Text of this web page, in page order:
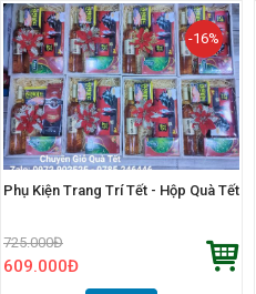
-16%
Phụ Kiện Trang Trí Tết - Hộp Quà Tết
725.000Đ
609.000Đ